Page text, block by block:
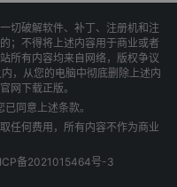
切破解软件、补丁、注册机和注
；不得将上述内容用于商业或者
所有内容均来自网络，版权争议
，从您的电脑中彻底删除上述内
网下载正版。
同意上述条款。
任何费用，所有内容不作为商业
备2021015464号-3